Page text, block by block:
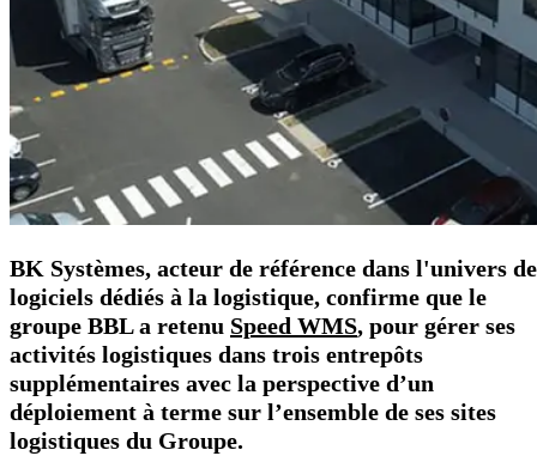
BK Systèmes, acteur de référence dans l'univers
logiciels dédiés à la logistique, confirme que le
groupe BBL a retenu Speed WMS, pour gérer ses
activités logistiques dans trois entrepôts
supplémentaires avec la perspective d’un
déploiement à terme sur l’ensemble de ses sites
logistiques du Groupe.